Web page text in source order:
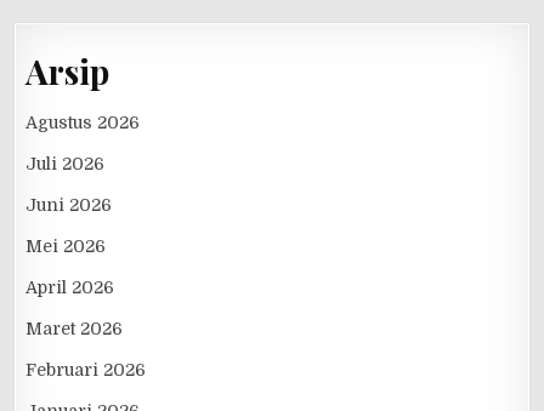
Arsip
Agustus 2026
Juli 2026
Juni 2026
Mei 2026
April 2026
Maret 2026
Februari 2026